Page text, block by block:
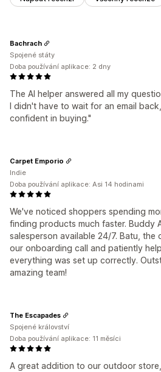
The AI helper answered all my
I didn't have to wait for an email
confident in buying."
Bachrach
Spojené státy
Doba používání aplikace: 2 dny
We've noticed shoppers spending
finding products much faster. Buddy
salesperson available 24/7. Batu, the
our onboarding call and patiently
everything was set up correctly.
amazing team!
Carpet Emporio
Indie
Doba používání aplikace: Asi 14 hodinami
A great addition to our outdoor
The Escapades
Spojené království
Doba používání aplikace: 11 měsíci